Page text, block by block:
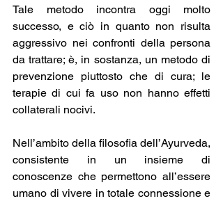
Tale metodo incontra oggi molto
successo, e ciò in quanto non risulta
aggressivo nei confronti della persona
da trattare; è, in sostanza, un metodo di
prevenzione piuttosto che di cura; le
terapie di cui fa uso non hanno effetti
collaterali nocivi.
Nell’ambito della filosofia dell’Ayurveda,
consistente in un insieme di
conoscenze che permettono all’essere
umano di vivere in totale connessione e